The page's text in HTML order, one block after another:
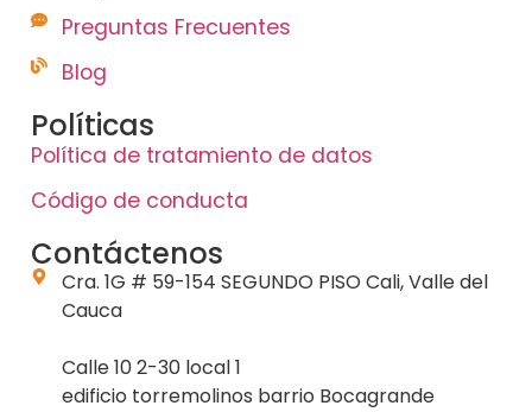
Preguntas Frecuentes
Blog
Políticas
Política de tratamiento de datos
Código de conducta
Contáctenos
Cra. 1G # 59-154 SEGUNDO PISO Cali, Valle del
Cauca
Calle 10 2-30 local 1
edificio torremolinos barrio Bocagrande